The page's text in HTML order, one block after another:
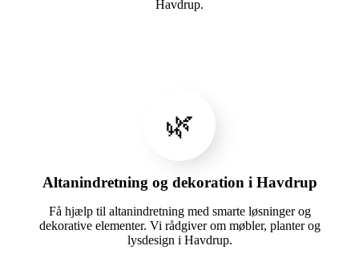
Havdrup.
🌿
Altanindretning og dekoration i Havdrup
Få hjælp til altanindretning med smarte løsninger og
dekorative elementer. Vi rådgiver om møbler, planter og
lysdesign i Havdrup.